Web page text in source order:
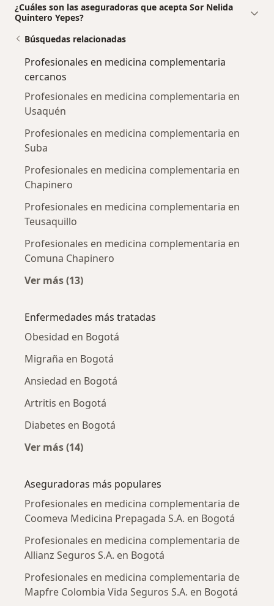
¿Cuáles son las aseguradoras que acepta Sor Nelida
Quintero Yepes?
Búsquedas relacionadas
Profesionales en medicina complementaria
cercanos
Profesionales en medicina complementaria en
Usaquén
Profesionales en medicina complementaria en
Suba
Profesionales en medicina complementaria en
Chapinero
Profesionales en medicina complementaria en
Teusaquillo
Profesionales en medicina complementaria en
Comuna Chapinero
Ver más (13)
Enfermedades más tratadas
Obesidad en Bogotá
Migraña en Bogotá
Ansiedad en Bogotá
Artritis en Bogotá
Diabetes en Bogotá
Ver más (14)
Aseguradoras más populares
Profesionales en medicina complementaria de
Coomeva Medicina Prepagada S.A. en Bogotá
Profesionales en medicina complementaria de
Allianz Seguros S.A. en Bogotá
Profesionales en medicina complementaria de
Mapfre Colombia Vida Seguros S.A. en Bogotá